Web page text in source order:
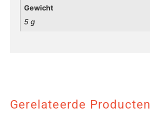
Gewicht
5 g
Gerelateerde Producten